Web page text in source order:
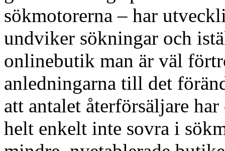
sökmotorerna – har
undviker sökningar och
onlinebutik man är väl
anledningarna till det
att antalet återförsäljare
helt enkelt inte sovra i